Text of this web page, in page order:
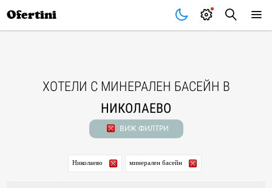
Ofertini
ХОТЕЛИ С МИНЕРАЛЕН БАСЕЙН В
НИКОЛАЕВО
ВИЖ ФИЛТРИ
Николаево минерален басейн